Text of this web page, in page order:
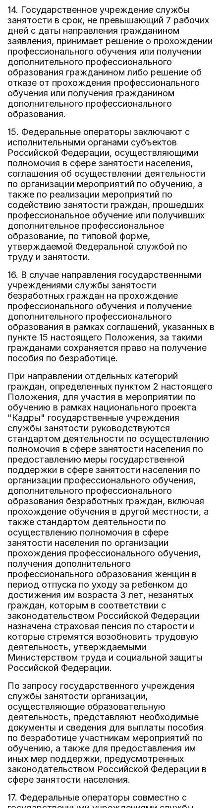
14. Государственное учреждение службы
занятости в срок, не превышающий 7 рабочих
дней с даты направления гражданином
заявления, принимает решение о прохождении
профессионального обучения или получении
дополнительного профессионального
образования гражданином либо решение об
отказе от прохождения профессионального
обучения или получения гражданином
дополнительного профессионального
образования.
15. Федеральные операторы заключают с
исполнительными органами субъектов
Российской Федерации, осуществляющими
полномочия в сфере занятости населения,
соглашения об осуществлении деятельности
по организации мероприятий по обучению, а
также по реализации мероприятий по
содействию занятости граждан, прошедших
профессиональное обучение или получивших
дополнительное профессиональное
образование, по типовой форме,
утверждаемой Федеральной службой по
труду и занятости.
16. В случае направления государственными
учреждениями службы занятости
безработных граждан на прохождение
профессионального обучения и получение
дополнительного профессионального
образования в рамках соглашений, указанных в
пункте 15 настоящего Положения, за такими
гражданами сохраняется право на получение
пособия по безработице.
При направлении отдельных категорий
граждан, определенных пунктом 2 настоящего
Положения, для участия в мероприятии по
обучению в рамках национального проекта
"Кадры" государственные учреждения
службы занятости руководствуются
стандартом деятельности по осуществлению
полномочия в сфере занятости населения по
предоставлению меры государственной
поддержки в сфере занятости населения по
организации профессионального обучения,
дополнительного профессионального
образования безработных граждан, включая
прохождение обучения в другой местности, а
также стандартом деятельности по
осуществлению полномочия в сфере
занятости населения по организации
прохождения профессионального обучения,
получения дополнительного
профессионального образования женщин в
период отпуска по уходу за ребенком до
достижения им возраста 3 лет, незанятых
граждан, которым в соответствии с
законодательством Российской Федерации
назначена страховая пенсия по старости и
которые стремятся возобновить трудовую
деятельность, утверждаемыми
Министерством труда и социальной защиты
Российской Федерации.
По запросу государственного учреждения
службы занятости организации,
осуществляющие образовательную
деятельность, представляют необходимые
документы и сведения для выплаты пособия
по безработице участникам мероприятий по
обучению, а также для предоставления им
иных мер поддержки, предусмотренных
законодательством Российской Федерации в
сфере занятости населения.
17. Федеральные операторы совместно с